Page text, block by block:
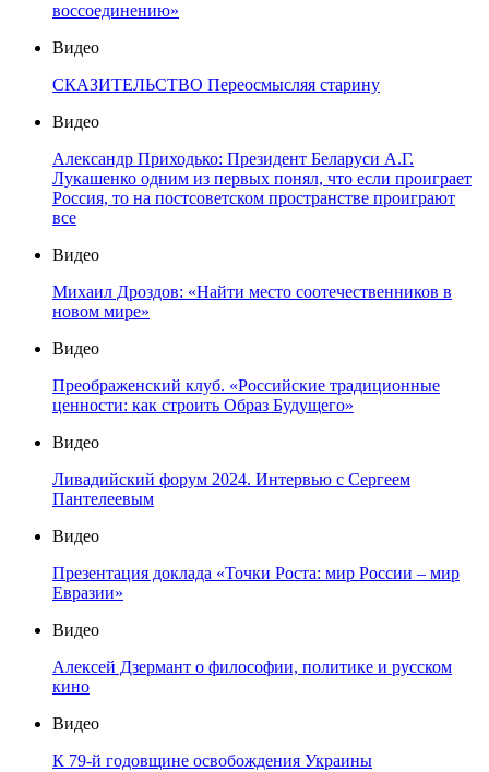
воссоединению»
Видео
СКАЗИТЕЛЬСТВО Переосмысляя старину
Видео
Александр Приходько: Президент Беларуси А.Г.
Лукашенко одним из первых понял, что если проиграет
Россия, то на постсоветском пространстве проиграют
все
Видео
Михаил Дроздов: «Найти место соотечественников в
новом мире»
Видео
Преображенский клуб. «Российские традиционные
ценности: как строить Образ Будущего»
Видео
Ливадийский форум 2024. Интервью с Сергеем
Пантелеевым
Видео
Презентация доклада «Точки Роста: мир России – мир
Евразии»
Видео
Алексей Дзермант о философии, политике и русском
кино
Видео
К 79-й годовщине освобождения Украины